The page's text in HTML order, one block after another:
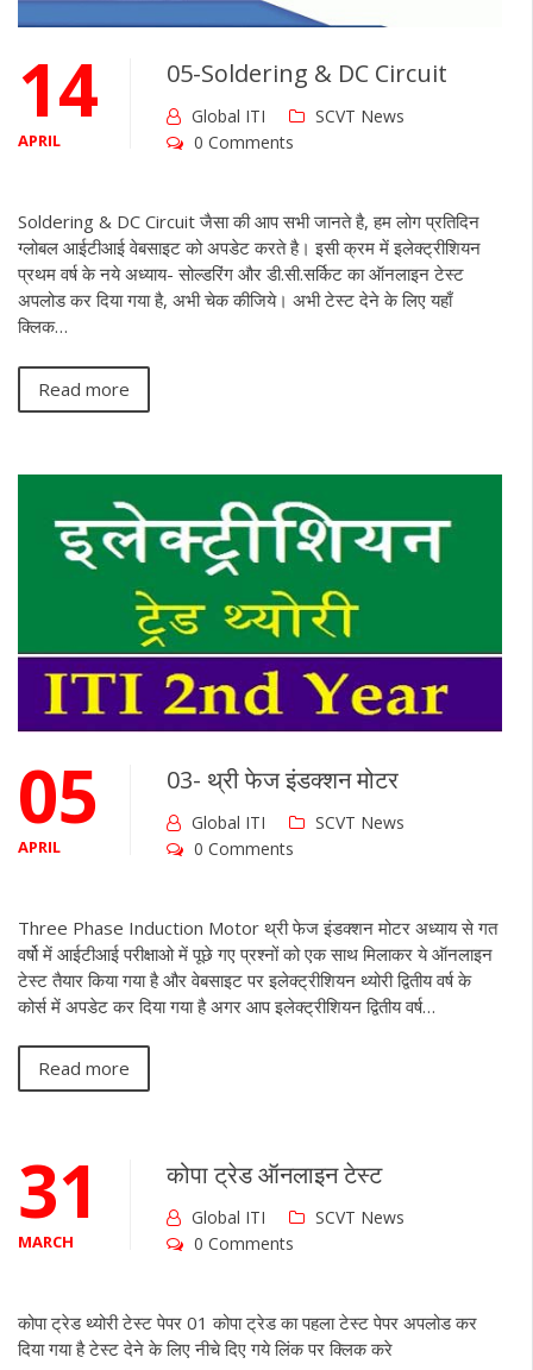
14
APRIL
05-Soldering & DC Circuit
Global ITI
SCVT News
0 Comments
Soldering & DC Circuit जैसा की आप सभी जानते है, हम लोग प्रतिदिन
ग्लोबल आईटीआई वेबसाइट को अपडेट करते है। इसी क्रम में इलेक्ट्रीशियन
प्रथम वर्ष के नये अध्याय- सोल्डरिंग और डी.सी.सर्किट का ऑनलाइन टेस्ट
अपलोड कर दिया गया है, अभी चेक कीजिये। अभी टेस्ट देने के लिए यहाँ
क्लिक…
Read more
05
APRIL
03- थ्री फेज इंडक्शन मोटर
Global ITI
SCVT News
0 Comments
Three Phase Induction Motor थ्री फेज इंडक्शन मोटर अध्याय से गत
वर्षो में आईटीआई परीक्षाओ में पूछे गए प्रश्नों को एक साथ मिलाकर ये ऑनलाइन
टेस्ट तैयार किया गया है और वेबसाइट पर इलेक्ट्रीशियन थ्योरी द्वितीय वर्ष के
कोर्स में अपडेट कर दिया गया है अगर आप इलेक्ट्रीशियन द्वितीय वर्ष…
Read more
31
MARCH
कोपा ट्रेड ऑनलाइन टेस्ट
Global ITI
SCVT News
0 Comments
कोपा ट्रेड थ्योरी टेस्ट पेपर 01 कोपा ट्रेड का पहला टेस्ट पेपर अपलोड कर
दिया गया है टेस्ट देने के लिए नीचे दिए गये लिंक पर क्लिक करे